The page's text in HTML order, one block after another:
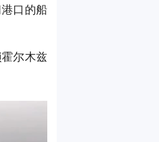
口的船
尔木兹